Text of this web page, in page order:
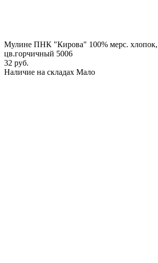
Мулине ПНК "Кирова" 100% мерс.
цв.горчичный 5006
32 руб.
Наличие на складах Мало